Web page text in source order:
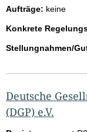
Aufträge: keine
Konkrete
Stellungnahmen/
Deutsche
(DGP) e.V.